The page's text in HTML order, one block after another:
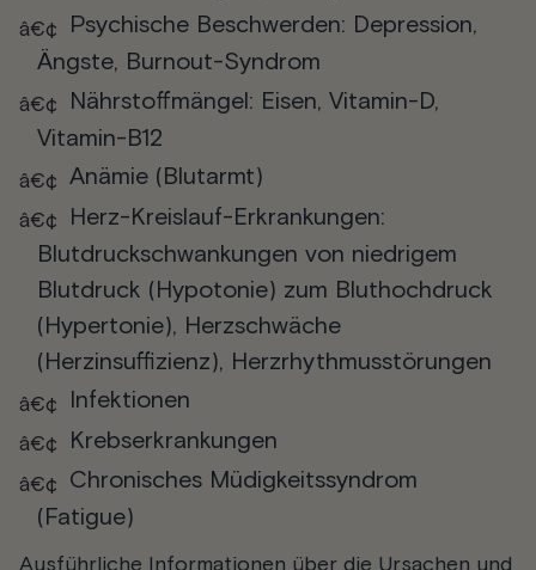
Psychische Beschwerden: Depression,
Ängste, Burnout-Syndrom
Nährstoffmängel: Eisen, Vitamin-D,
Vitamin-B12
Anämie (Blutarmt)
Herz-Kreislauf-Erkrankungen:
Blutdruckschwankungen von niedrigem
Blutdruck (Hypotonie) zum Bluthochdruck
(Hypertonie), Herzschwäche
(Herzinsuffizienz), Herzrhythmusstörungen
Infektionen
Krebserkrankungen
Chronisches Müdigkeitssyndrom
(Fatigue)
Ausführliche Informationen über die Ursachen und